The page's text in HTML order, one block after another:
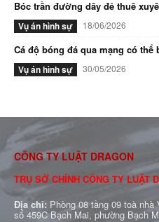
Bóc trần đường dây đẻ thuê
Vụ án hình sự 18/06/2026
Cá độ bóng đá qua mạng có
Vụ án hình sự 30/05/2026
CÔNG TY LUẬT DRAGON
TRỤ SỞ CHÍNH CÔNG TY LUẬT
Địa chỉ: Phòng 08 tầng 09 toà nhà
số 459C Bạch Mai, phường Bạch